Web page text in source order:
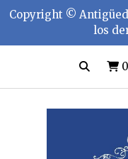
Copyright ©️
los
0